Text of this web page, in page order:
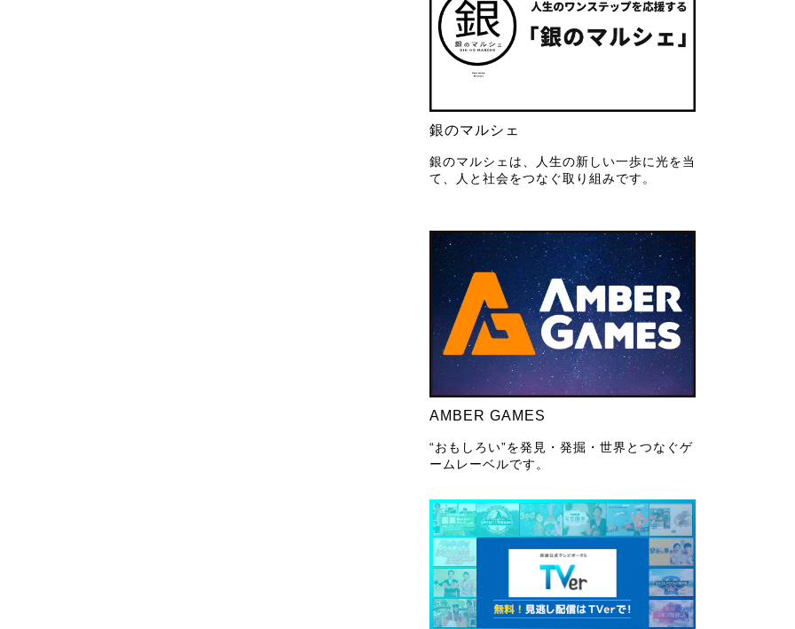
銀のマルシェ
銀のマルシェは、人生の新しい一歩に光を当
て、人と社会をつなぐ取り組みです。
AMBER GAMES
“おもしろい”を発見・発掘・世界とつなぐゲ
ームレーベルです。